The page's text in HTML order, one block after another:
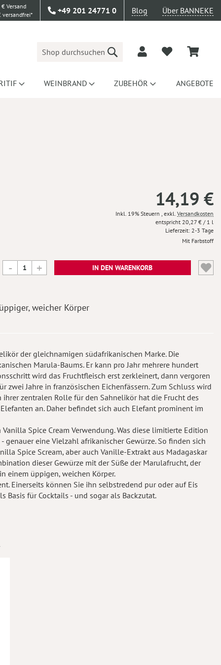
Versand
versandfrei*
+49 201 24771 0 Blog Über BANNEKE
Suche
WEINBRAND ZUBEHÖR ANGEBOTE
14,19 €
Inkl. 19% Steuern , exkl. Versandkosten
20,27 € / 1 l
Lieferzeit 2-3 Tage
Mit Farbstoff
IN DEN WARENKORB
weicher Körper
der gleichnamigen südafrikanischen Marke. Die
Marula-Baums. Er kann pro Jahr mehrere hundert
wird das Fruchtfleisch erst zerkleinert, dann vergoren
Jahre in französischen Eichenfässern. Zum Schluss wird
zentralen Rolle für den Sahnelikör hat die Frucht des
an. Daher befindet sich auch Elefant prominent im
Spice Cream Verwendung. Was diese limitierte Edition
eine Vielzahl afrikanischer Gewürze. So finden sich
Spice Scream, aber auch Vanille-Extrakt aus Madagaskar
dieser Gewürze mit der Süße der Marulafrucht, der
einem üppigen, weichen Körper.
Einerseits können Sie ihn selbstredend pur oder auf Eis
Basis für Cocktails - und sogar als Backzutat.